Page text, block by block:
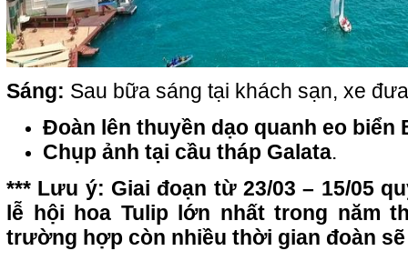
Sáng: Sau bữa sáng tại khách sạn, xe
Đoàn lên thuyền dạo quanh eo biển
Chụp ảnh tại cầu tháp Galata.
*** Lưu ý: Giai đoạn từ 23/03 – 15/05
lễ hội hoa Tulip lớn nhất trong năm
trường hợp còn nhiều thời gian đoàn